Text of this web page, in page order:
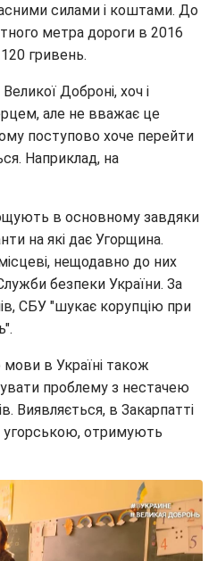
силами і коштами. До
метра дороги в 2016
гривень.
Доброні, хоч і
але не вважає це
поступово хоче перейти
Наприклад, на
в основному завдяки
на які дає Угорщина.
нещодавно до них
безпеки України. За
СБУ "шукає корупцію при
в Україні також
проблему з нестачею
Виявляється, в Закарпатті
угорською, отримують